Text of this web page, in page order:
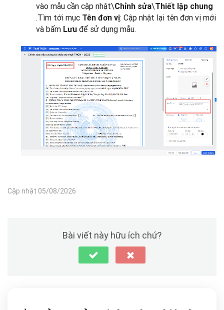
vào mẫu cần cập nhật\Chỉnh sửa\Thiết lập chung
.Tìm tới mục Tên đơn vị: Cập nhật lại tên đơn vị mới
và bấm Lưu để sử dụng mẫu.
Cập nhật 05/08/2026
Bài viết này hữu ích chứ?